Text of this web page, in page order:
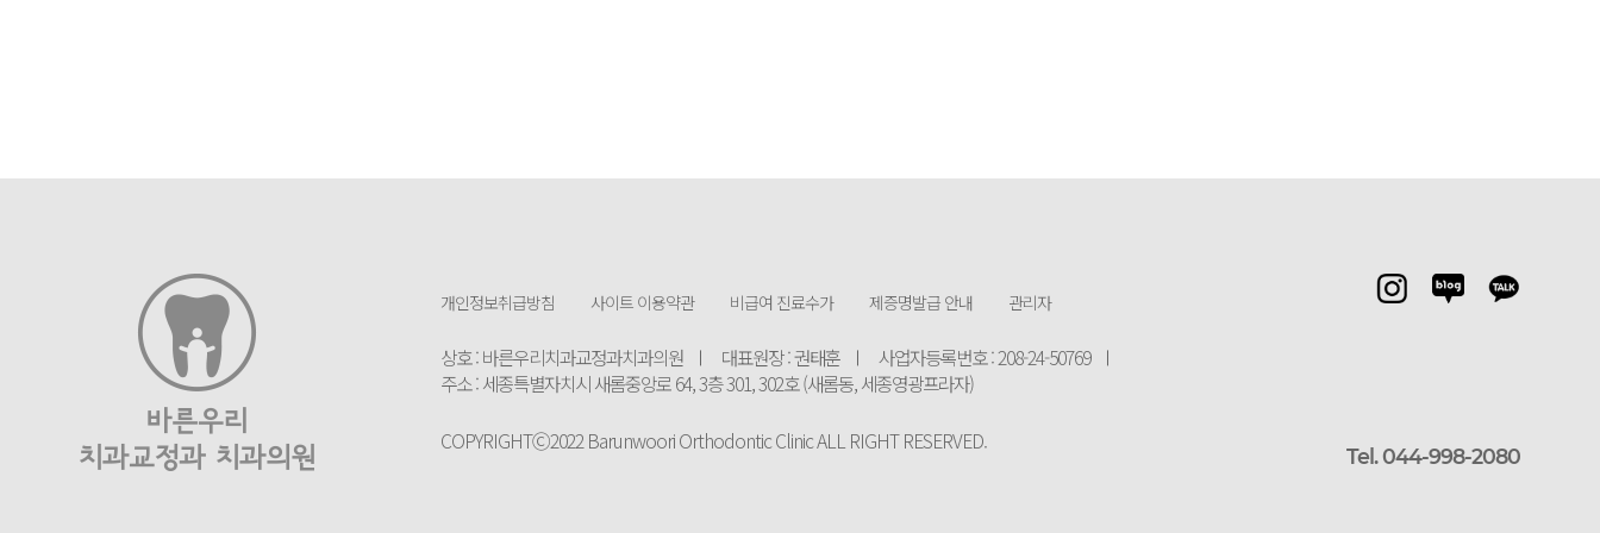
개인정보취급방침 사이트 이용약관 비급여 진료수가 제증명발급 안내 관리자
상호 : 바른우리치과교정과치과의원 대표원장 : 권태훈
사업자등록번호 : 208-24-50769
주소 : 세종특별자치시 새롬중앙로 64, 3층 301, 302호 (새롬동, 세종영광프라자)
COPYRIGHTⒸ2022 Barunwoori Orthodontic Clinic ALL RIGHT RESERVED.
Tel. 044-998-2080